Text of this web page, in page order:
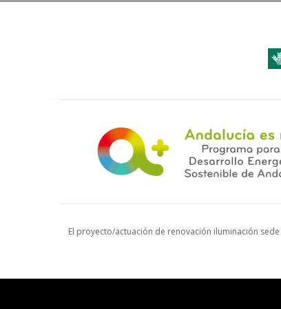
El proyecto/actuación de renovación iluminación